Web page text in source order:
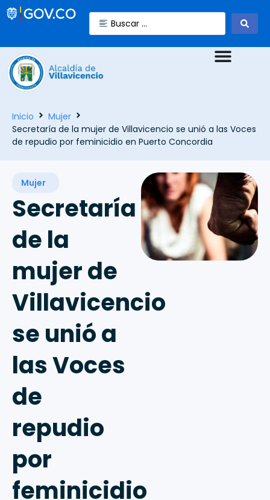
Inicio
Mujer
Secretaría de la mujer de Villavicencio se unió a las Voces
de repudio por feminicidio en Puerto Concordia
Mujer
Secretaría
de la
mujer de
Villavicencio
se unió a
las Voces
de
repudio
por
feminicidio